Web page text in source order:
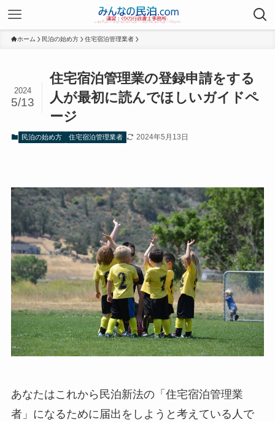
ホーム 民泊の始め方 住宅宿泊管理業者
住宅宿泊管理業の登録申請をする
人が最初に読んでほしいガイドペ
ージ
2024
5/13
民泊の始め方 住宅宿泊管理業者 2024年5月13日
あなたはこれから民泊新法の「住宅宿泊管理業
者」になるために届出をしようと考えている人で